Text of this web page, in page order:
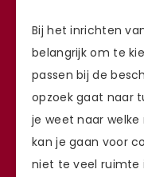
Bij het inrichten
belangrijk om te
passen bij de
opzoek gaat naar
je weet naar
kan je gaan voor
niet te veel ruimte